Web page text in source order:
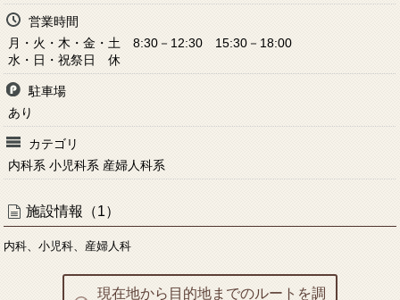
営業時間
月・火・木・金・土 8:30－12:30 15:30－18:00
水・日・祝祭日 休
駐車場
あり
カテゴリ
内科系 小児科系 産婦人科系
施設情報（1）
内科、小児科、産婦人科
現在地から目的地までのルートを調